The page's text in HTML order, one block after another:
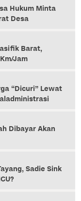
Hukum Minta
Desa
Barat,
Jam
“Dicuri” Lewat
Dibayar Akan
Sadie Sink